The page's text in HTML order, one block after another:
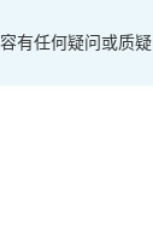
有任何疑问或质